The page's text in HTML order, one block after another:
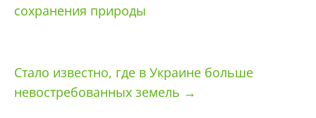
сохранения природы
Стало известно, где в Украине больше
невостребованных земель →